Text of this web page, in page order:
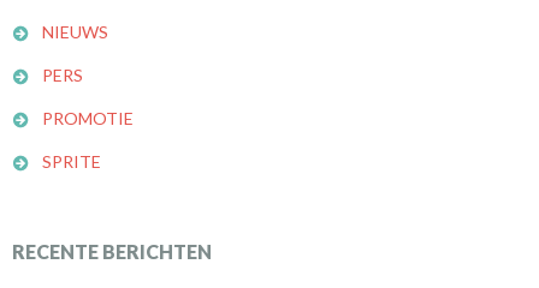
NIEUWS
PERS
PROMOTIE
SPRITE
RECENTE BERICHTEN